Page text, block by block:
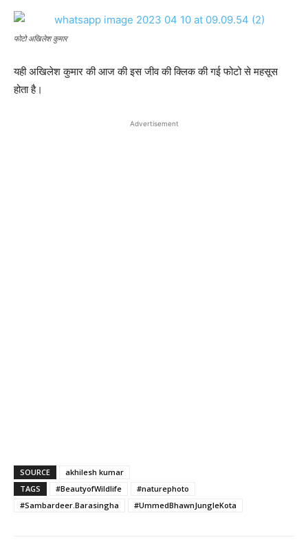
फोटो अखिलेश कुमार
यही अखिलेश कुमार की आज की इस जीव की क्लिक की गई फोटो से महसूस
होता है।
Advertisement
SOURCE
akhilesh kumar
TAGS
#BeautyofWildlife
#naturephoto
#Sambardeer.Barasingha
#UmmedBhawnJungleKota